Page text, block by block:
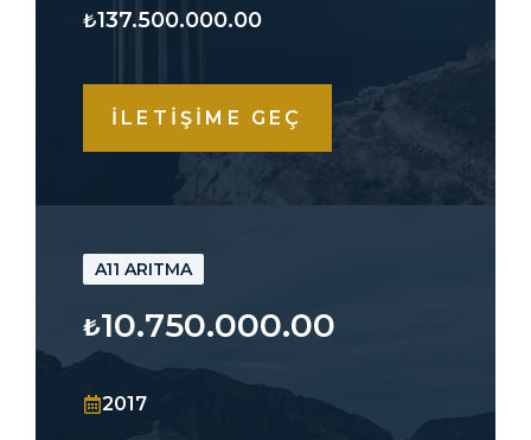
₺137.500.000.00
İLETİŞİME GEÇ
A11 ARITMA
₺10.750.000.00
2017